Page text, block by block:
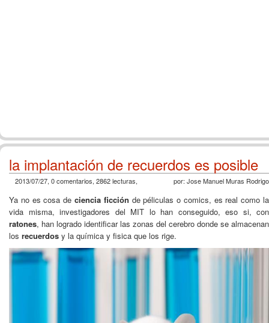
la implantación de recuerdos es posible
2013/07/27, 0 comentarios, 2862 lecturas, por: Jose Manuel Muras Rodrigo
Ya no es cosa de ciencia ficción de péliculas o comics, es real como la
vida misma, investigadores del MIT lo han conseguido, eso si, con
ratones, han logrado identificar las zonas del cerebro donde se almacenan
los recuerdos y la química y fisica que los rige.